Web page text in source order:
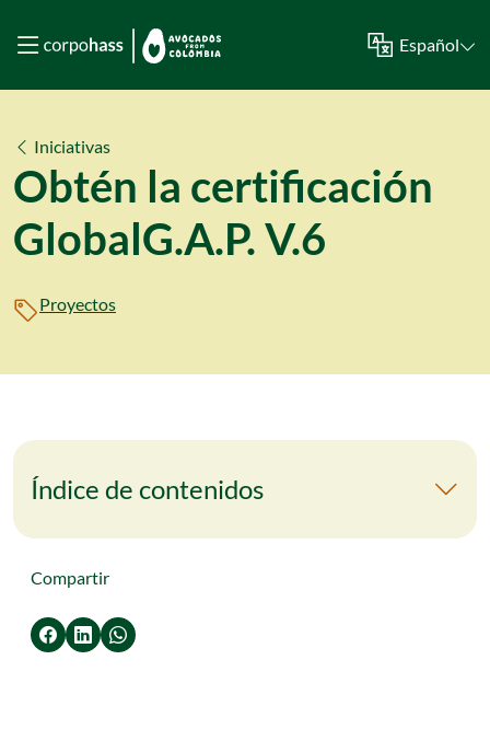
Español
Iniciativas
Obtén la certificación
GlobalG.A.P. V.6
Proyectos
Índice de contenidos
Compartir